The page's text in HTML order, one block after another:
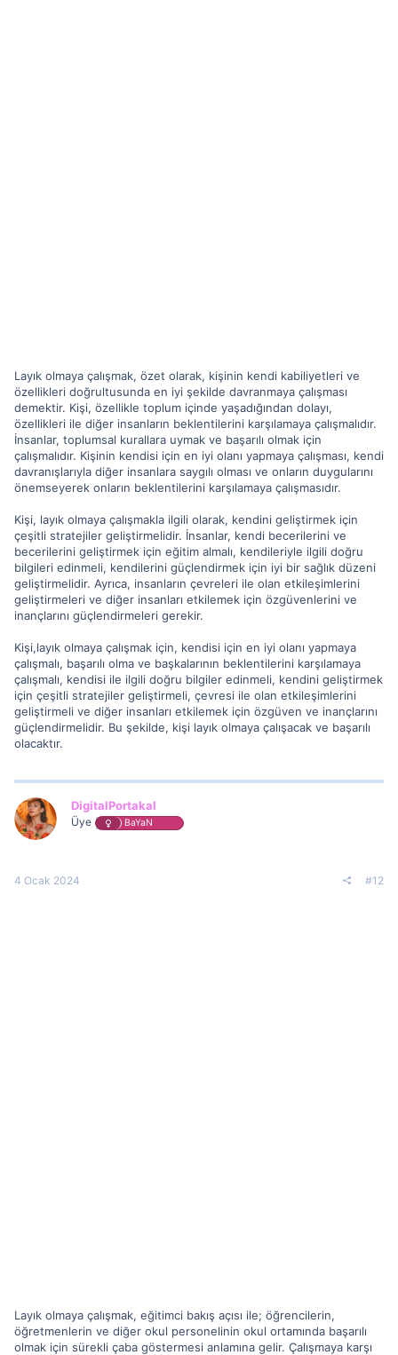
Layık olmaya çalışmak, özet olarak, kişinin kendi kabiliyetleri ve
özellikleri doğrultusunda en iyi şekilde davranmaya çalışması
demektir. Kişi, özellikle toplum içinde yaşadığından dolayı,
özellikleri ile diğer insanların beklentilerini karşılamaya çalışmalıdır.
İnsanlar, toplumsal kurallara uymak ve başarılı olmak için
çalışmalıdır. Kişinin kendisi için en iyi olanı yapmaya çalışması, kendi
davranışlarıyla diğer insanlara saygılı olması ve onların duygularını
önemseyerek onların beklentilerini karşılamaya çalışmasıdır.
Kişi, layık olmaya çalışmakla ilgili olarak, kendini geliştirmek için
çeşitli stratejiler geliştirmelidir. İnsanlar, kendi becerilerini ve
becerilerini geliştirmek için eğitim almalı, kendileriyle ilgili doğru
bilgileri edinmeli, kendilerini güçlendirmek için iyi bir sağlık düzeni
geliştirmelidir. Ayrıca, insanların çevreleri ile olan etkileşimlerini
geliştirmeleri ve diğer insanları etkilemek için özgüvenlerini ve
inançlarını güçlendirmeleri gerekir.
Kişi,layık olmaya çalışmak için, kendisi için en iyi olanı yapmaya
çalışmalı, başarılı olma ve başkalarının beklentilerini karşılamaya
çalışmalı, kendisi ile ilgili doğru bilgiler edinmeli, kendini geliştirmek
için çeşitli stratejiler geliştirmeli, çevresi ile olan etkileşimlerini
geliştirmeli ve diğer insanları etkilemek için özgüven ve inançlarını
güçlendirmelidir. Bu şekilde, kişi layık olmaya çalışacak ve başarılı
olacaktır.
DigitalPortakal
Üye BaYaN
4 Ocak 2024 #12
Layık olmaya çalışmak, eğitimci bakış açısı ile; öğrencilerin,
öğretmenlerin ve diğer okul personelinin okul ortamında başarılı
olmak için sürekli çaba göstermesi anlamına gelir. Çalışmaya karşı